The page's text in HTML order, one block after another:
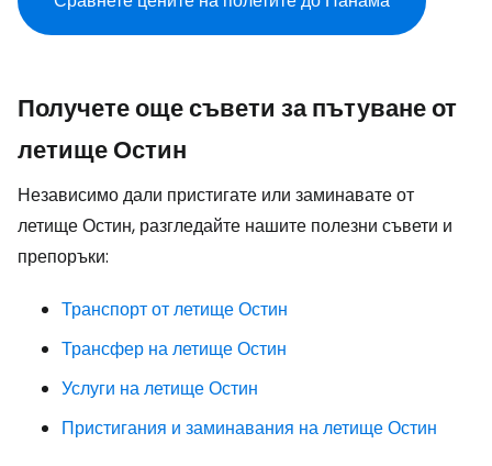
Получете още съвети за пътуване от
летище Остин
Независимо дали пристигате или заминавате от
летище Остин, разгледайте нашите полезни съвети и
препоръки:
Транспорт от летище Остин
Трансфер на летище Остин
Услуги на летище Остин
Пристигания и заминавания на летище Остин